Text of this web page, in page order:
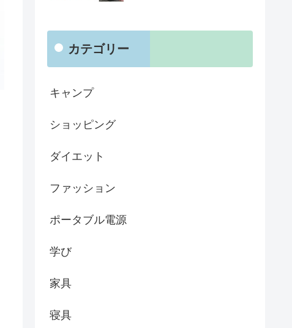
カテゴリー
キャンプ
ショッピング
ダイエット
ファッション
ポータブル電源
学び
家具
寝具